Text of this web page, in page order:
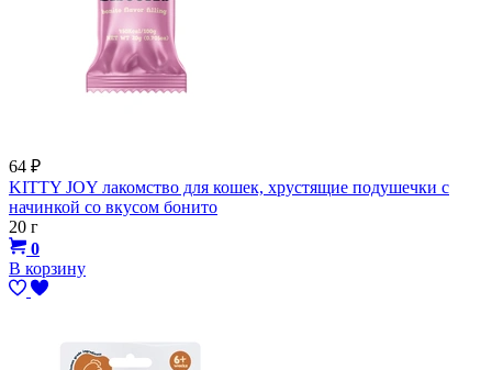
64 ₽
KITTY JOY лакомство для кошек, хрустящие подушечки с
начинкой со вкусом бонито
20 г
0
В корзину